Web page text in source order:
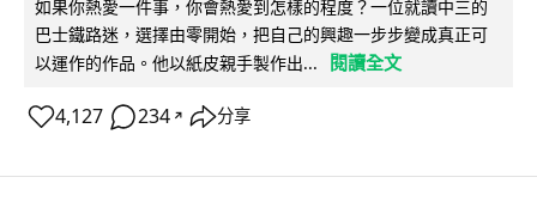
如果你熱愛一件事，你會熱愛到怎樣的程度？一位就讀中三的
巴士鐵路迷，選擇由零開始，把自己的興趣一步步變成真正可
以運作的作品。他以紙皮親手製作出...
閱讀全文
4,127 234 ↗ 分享